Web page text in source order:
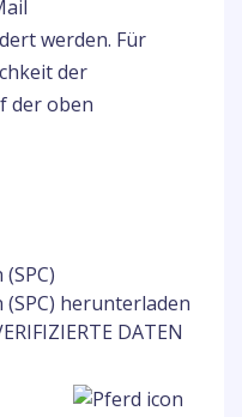
werden. Für
der
der oben
herunterladen
DATEN